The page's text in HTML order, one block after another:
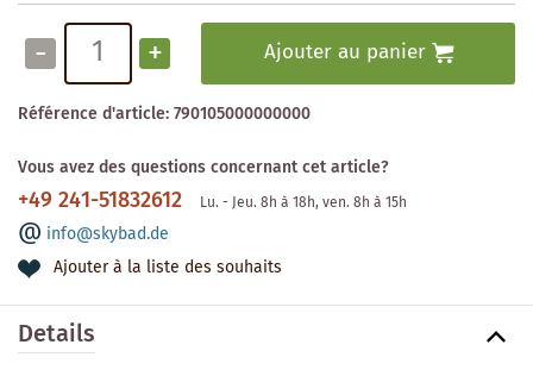
- + Ajouter au panier
Référence d'article:790105000000000
Vous avez des questions concernant cet article?
+49 241-51832612 Lu. - Jeu. 8h à 18h, ven. 8h à 15h
info@skybad.de
Ajouter à la liste des souhaits
Details